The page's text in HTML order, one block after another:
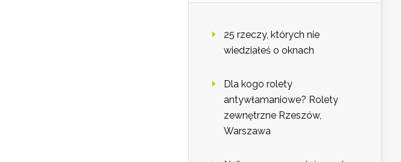
25 rzeczy, których nie
wiedziałeś o oknach
Dla kogo rolety
antywłamaniowe? Rolety
zewnętrzne Rzeszów,
Warszawa